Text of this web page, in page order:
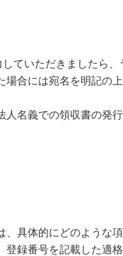
ていただきましたら
合には宛名を明記の
名義での領収書の発
具体的にどのような
録番号を記載した適